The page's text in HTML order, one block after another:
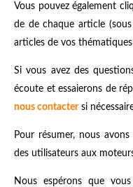
Vous pouvez également
de de chaque article
articles de vos
Si vous avez des
écoute et essaierons de
nous contactersi
Pour résumer, nous
des utilisateurs aux
Nous espérons que